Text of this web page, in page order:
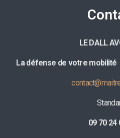
LE DALL
La défense de votre
09 70 24